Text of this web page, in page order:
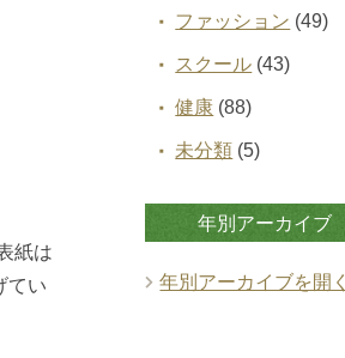
紙は
てい
ファッション (49)
スクール (43)
健康 (88)
未分類 (5)
年別アーカイブ
年別アーカイブを開く